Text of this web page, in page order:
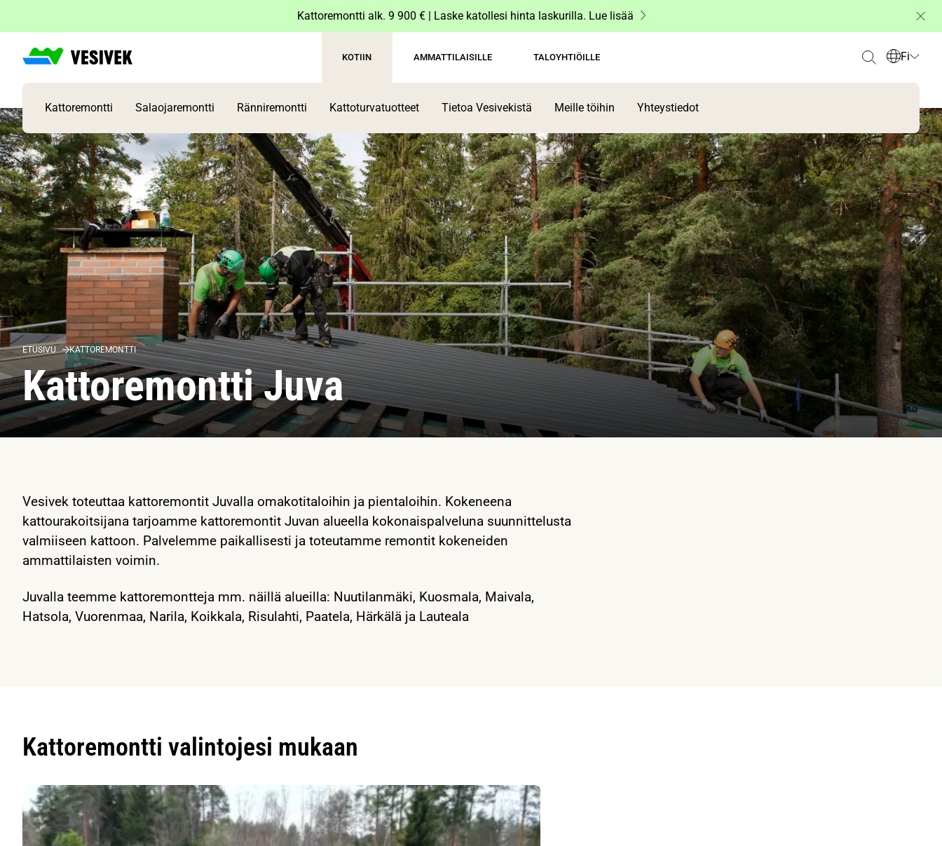
Kattoremontti alk. 9 900 € | Laske katollesi hinta laskurilla. Lue lisää
KOTIIN AMMATTILAISILLE TALOYHTIÖILLE Fi
Kattoremontti Salaojaremontti Ränniremontti Kattoturvatuotteet Tietoa Vesivekistä Meille töihin Yhteystiedot
ETUSIVU KATTOREMONTTI
Kattoremontti Juva
Vesivek toteuttaa kattoremontit Juvalla omakotitaloihin ja pientaloihin. Kokeneena
kattourakoitsijana tarjoamme kattoremontit Juvan alueella kokonaispalveluna suunnittelusta
valmiiseen kattoon. Palvelemme paikallisesti ja toteutamme remontit kokeneiden
ammattilaisten voimin.
Juvalla teemme kattoremontteja mm. näillä alueilla: Nuutilanmäki, Kuosmala, Maivala,
Hatsola, Vuorenmaa, Narila, Koikkala, Risulahti, Paatela, Härkälä ja Lauteala
Kattoremontti valintojesi mukaan